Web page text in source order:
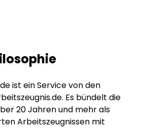
ist ein Service von den
Es bündelt die
20 Jahren und mehr als
Arbeitszeugnissen mit